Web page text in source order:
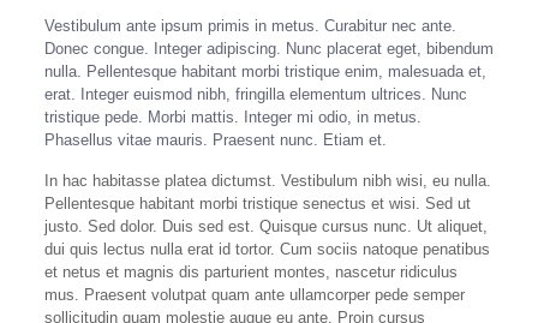
Vestibulum ante ipsum primis in metus. Curabitur nec ante.
Donec congue. Integer adipiscing. Nunc placerat eget, bibendum
nulla. Pellentesque habitant morbi tristique enim, malesuada et,
erat. Integer euismod nibh, fringilla elementum ultrices. Nunc
tristique pede. Morbi mattis. Integer mi odio, in metus.
Phasellus vitae mauris. Praesent nunc. Etiam et.
In hac habitasse platea dictumst. Vestibulum nibh wisi, eu nulla.
Pellentesque habitant morbi tristique senectus et wisi. Sed ut
justo. Sed dolor. Duis sed est. Quisque cursus nunc. Ut aliquet,
dui quis lectus nulla erat id tortor. Cum sociis natoque penatibus
et netus et magnis dis parturient montes, nascetur ridiculus
mus. Praesent volutpat quam ante ullamcorper pede semper
sollicitudin quam molestie augue eu ante. Proin cursus